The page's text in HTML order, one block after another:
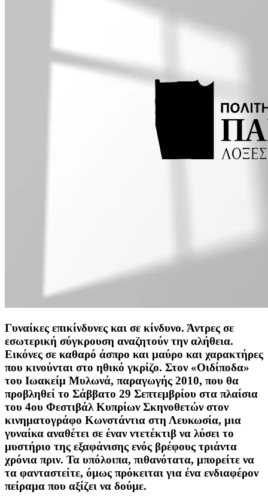
Γυναίκες επικίνδυνες και σε κίνδυνο. Άντρες σε
εσωτερική σύγκρουση αναζητούν την αλήθεια.
Εικόνες σε καθαρό άσπρο και μαύρο και χαρακτήρες
που κινούνται στο ηθικό γκρίζο. Στον «Οιδίποδα»
του Ιωακείμ Μυλωνά, παραγωγής 2010, που θα
προβληθεί το Σάββατο 29 Σεπτεμβρίου στα πλαίσια
του 4ου Φεστιβάλ Κυπρίων Σκηνοθετώνστον
κινηματογράφο Κωνστάντια στη Λευκωσία, μια
γυναίκα αναθέτει σε έναν ντετέκτιβ να λύσει το
μυστήριο της εξαφάνισης ενός βρέφους τριάντα
χρόνια πριν. Τα υπόλοιπα, πιθανότατα, μπορείτε να
τα φανταστείτε, όμως πρόκειται για ένα ενδιαφέρον
πείραμα που αξίζει να δούμε.